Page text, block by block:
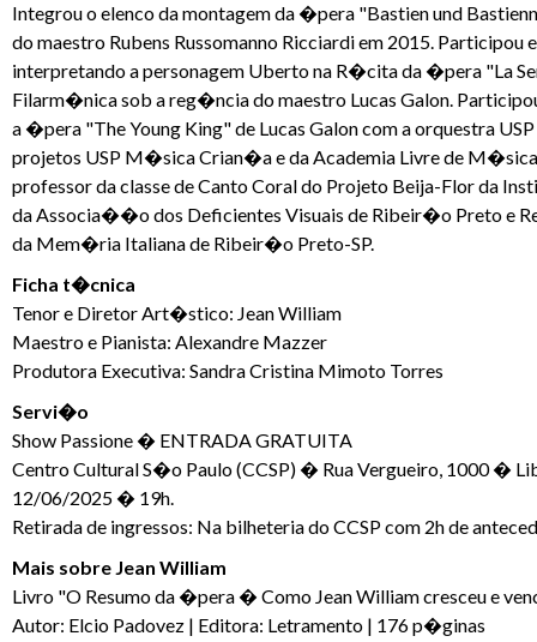
Integrou o elenco da montagem da �pera "Bastien und
do maestro Rubens Russomanno Ricciardi em 2015.
interpretando a personagem Uberto na R�cita da �pera "La
Filarm�nica sob a reg�ncia do maestro Lucas Galon.
a �pera "The Young King" de Lucas Galon com a orquestra
projetos USP M�sica Crian�a e da Academia Livre de
professor da classe de Canto Coral do Projeto Beija-Flor da
da Associa��o dos Deficientes Visuais de Ribeir�o Preto e
da Mem�ria Italiana de Ribeir�o Preto-SP.
Ficha t�cnica
Tenor e Diretor Art�stico: Jean William
Maestro e Pianista: Alexandre Mazzer
Produtora Executiva: Sandra Cristina Mimoto Torres
Servi�o
Show Passione � ENTRADA GRATUITA
Centro Cultural S�o Paulo (CCSP) � Rua Vergueiro, 1000 �
12/06/2025 � 19h.
Retirada de ingressos: Na bilheteria do CCSP com 2h de
Mais sobre Jean William
Livro "O Resumo da �pera � Como Jean William cresceu e
Autor: Elcio Padovez | Editora: Letramento | 176 p�ginas